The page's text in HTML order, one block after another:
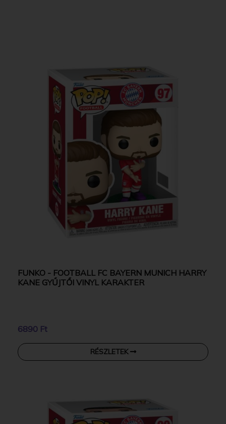
FUNKO - FOOTBALL FC BAYERN MUNICH HARRY
KANE GYŰJTŐI VINYL KARAKTER
6890 Ft
RÉSZLETEK